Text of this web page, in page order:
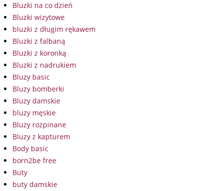
Bluzki na co dzień
Bluzki wizytowe
bluzki z długim rękawem
Bluzki z falbaną
Bluzki z koronką
Bluzki z nadrukiem
Bluzy basic
Bluzy bomberki
Bluzy damskie
bluzy męskie
Bluzy rozpinane
Bluzy z kapturem
Body basic
born2be free
Buty
buty damskie